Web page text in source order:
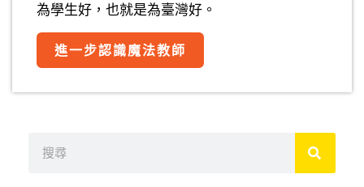
為學生好，也就是為臺灣好。
進一步認識魔法教師